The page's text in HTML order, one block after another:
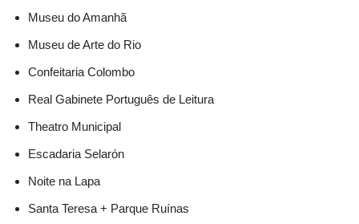
Museu do Amanhã
Museu de Arte do Rio
Confeitaria Colombo
Real Gabinete Português de Leitura
Theatro Municipal
Escadaria Selarón
Noite na Lapa
Santa Teresa + Parque Ruínas